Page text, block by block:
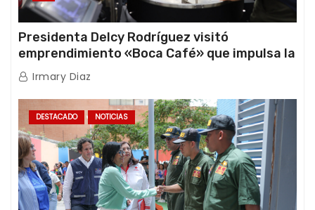
Presidenta Delcy Rodríguez visitó
emprendimiento «Boca Café» que impulsa la
producción nacional hacia mercados
internacionales
Irmary Diaz
DESTACADO NOTICIAS